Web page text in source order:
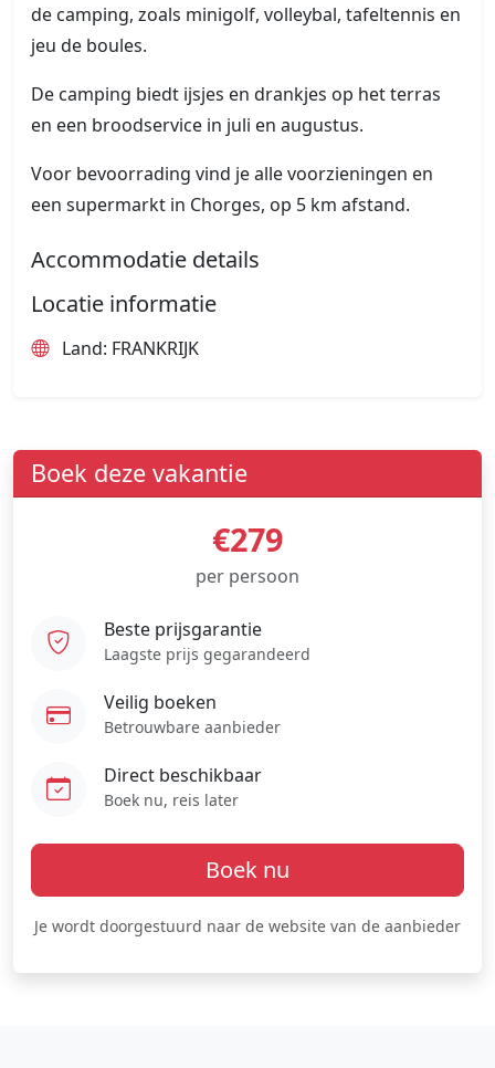
de camping, zoals minigolf, volleybal, tafeltennis en
jeu de boules.
De camping biedt ijsjes en drankjes op het terras
en een broodservice in juli en augustus.
Voor bevoorrading vind je alle voorzieningen en
een supermarkt in Chorges, op 5 km afstand.
Accommodatie details
Locatie informatie
Land: FRANKRIJK
Boek deze vakantie
€279
per persoon
Beste prijsgarantie
Laagste prijs gegarandeerd
Veilig boeken
Betrouwbare aanbieder
Direct beschikbaar
Boek nu, reis later
Boek nu
Je wordt doorgestuurd naar de website van de aanbieder